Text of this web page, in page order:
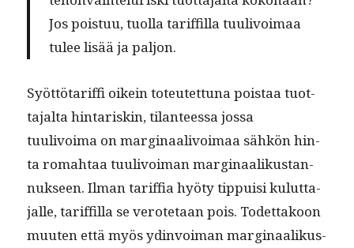
Jos pois­tuu, tuol­la tar­if­fil­la tuulivoimaa
tulee lisää ja paljon.
Syöt­tö­tar­if­fi oikein toteutet­tuna pois­taa tuot­
ta­jal­ta hin­tariskin, tilanteessa jos­sa
tuulivoima on mar­gin­aalivoimaa sähkön hin­
ta rom­ah­taa tuulivoiman mar­gin­aa­likus­tan­
nuk­seen. Ilman tar­if­fia hyö­ty tip­puisi kulut­ta­
jalle, tar­if­fil­la se verote­taan pois. Todet­takoon
muuten että myös ydin­voiman mar­gin­aa­likus­